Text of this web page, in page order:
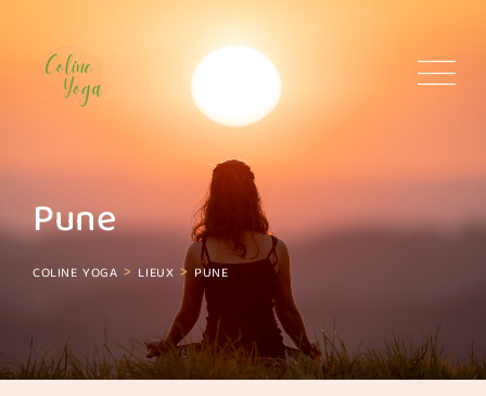
content
Pune
COLINE YOGA > LIEUX > PUNE